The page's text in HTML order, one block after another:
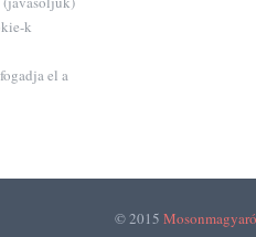
k
el a
© 2015